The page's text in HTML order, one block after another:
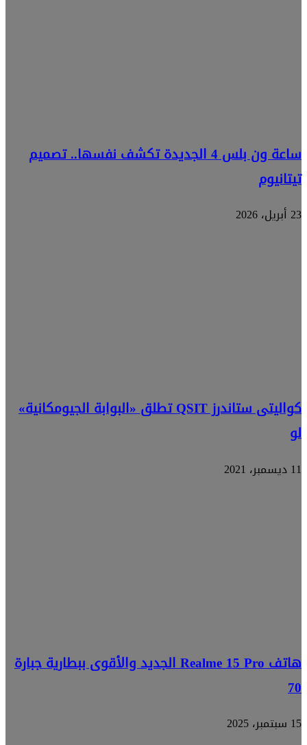
ساعة ون بلس 4 الجديدة تكشف نفسها.. تصميم
تيتانيوم
23 أبريل، 2026
كواليتى ستاندرز QSIT تطلق «البوابة الجيومكانية»
لو
11 ديسمبر، 2021
هاتف Realme 15 Pro الجديد والأقوى ببطارية جبارة
70
15 سبتمبر، 2025